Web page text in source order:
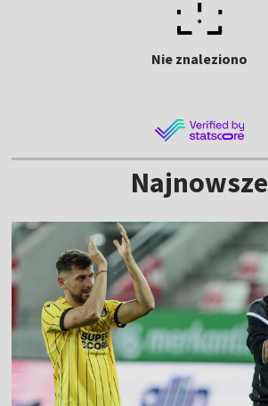
Nie znaleziono
Najnowsze